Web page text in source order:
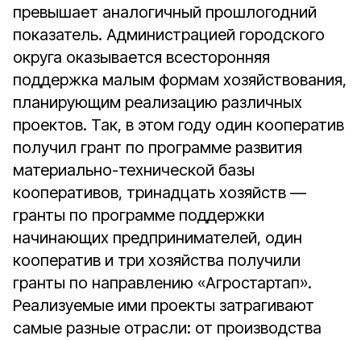
превышает аналогичный прошлогодний
показатель. Администрацией городского
округа оказывается всесторонняя
поддержка малым формам хозяйствования,
планирующим реализацию различных
проектов. Так, в этом году один кооператив
получил грант по программе развития
материально-технической базы
кооперативов, тринадцать хозяйств —
гранты по программе поддержки
начинающих предпринимателей, один
кооператив и три хозяйства получили
гранты по направлению «Агростартап».
Реализуемые ими проекты затрагивают
самые разные отрасли: от производства